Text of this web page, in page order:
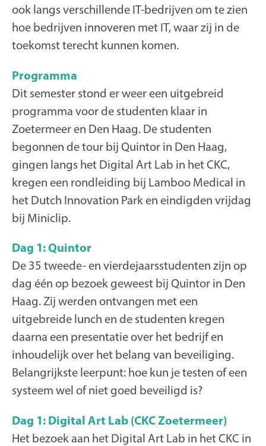
ook langs verschillende IT-bedrijven om te zien
hoe bedrijven innoveren met IT, waar zij in de
toekomst terecht kunnen komen.
Programma
Dit semester stond er weer een uitgebreid
programma voor de studenten klaar in
Zoetermeer en Den Haag. De studenten
begonnen de tour bij Quintor in Den Haag,
gingen langs het Digital Art Lab in het CKC,
kregen een rondleiding bij Lamboo Medical in
het Dutch Innovation Park en eindigden vrijdag
bij Miniclip.
Dag 1: Quintor
De 35 tweede- en vierdejaarsstudenten zijn op
dag één op bezoek geweest bij Quintor in Den
Haag. Zij werden ontvangen met een
uitgebreide lunch en de studenten kregen
daarna een presentatie over het bedrijf en
inhoudelijk over het belang van beveiliging.
Belangrijkste leerpunt: hoe kun je testen of een
systeem wel of niet goed beveiligd is?
Dag 1: Digital Art Lab (CKC Zoetermeer)
Het bezoek aan het Digital Art Lab in het CKC in